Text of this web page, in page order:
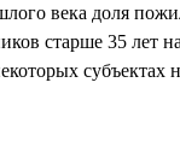
века доля
старше 35 лет